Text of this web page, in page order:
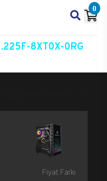
0
8XT0X-0RG
Fiyat Farkı